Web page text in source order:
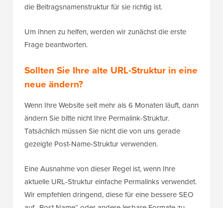
die Beitragsnamenstruktur für sie richtig ist.
Um Ihnen zu helfen, werden wir zunächst die erste
Frage beantworten.
Sollten Sie Ihre alte URL-Struktur in eine
neue ändern?
Wenn Ihre Website seit mehr als 6 Monaten läuft, dann
ändern Sie bitte nicht Ihre Permalink-Struktur.
Tatsächlich müssen Sie nicht die von uns gerade
gezeigte Post-Name-Struktur verwenden.
Eine Ausnahme von dieser Regel ist, wenn Ihre
aktuelle URL-Struktur einfache Permalinks verwendet.
Wir empfehlen dringend, diese für eine bessere SEO